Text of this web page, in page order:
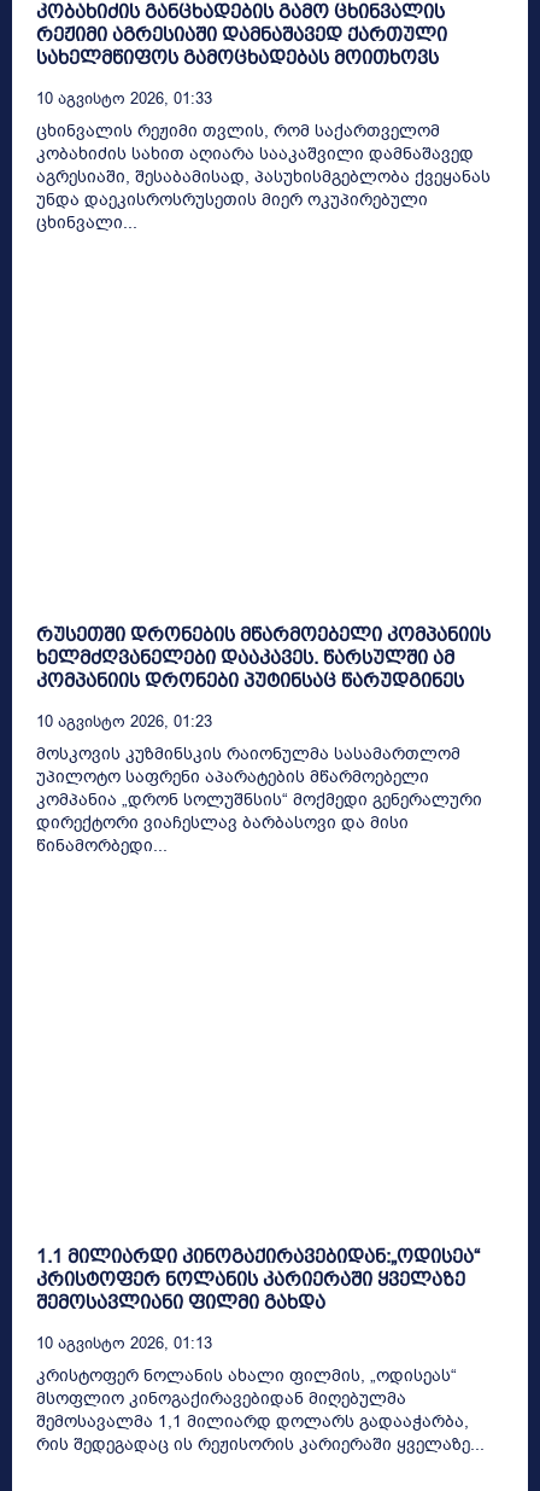
კობახიძის განცხადების გამო ცხინვალის
რეჟიმი აგრესიაში დამნაშავედ ქართული
სახელმწიფოს გამოცხადებას მოითხოვს
10 Აგვისტო 2026, 01:33
ცხინვალის რეჟიმი თვლის, რომ საქართველომ
კობახიძის სახით აღიარა სააკაშვილი დამნაშავედ
აგრესიაში, შესაბამისად, პასუხისმგებლობა ქვეყანას
უნდა დაეკისროსრუსეთის მიერ ოკუპირებული
ცხინვალი...
რუსეთში დრონების მწარმოებელი კომპანიის
ხელმძღვანელები დააკავეს. წარსულში ამ
კომპანიის დრონები პუტინსაც წარუდგინეს
10 Აგვისტო 2026, 01:23
მოსკოვის კუზმინსკის რაიონულმა სასამართლომ
უპილოტო საფრენი აპარატების მწარმოებელი
კომპანია „დრონ სოლუშნსის“ მოქმედი გენერალური
დირექტორი ვიაჩესლავ ბარბასოვი და მისი
წინამორბედი...
1.1 მილიარდი კინოგაქირავებიდან:„ოდისეა“
კრისტოფერ ნოლანის კარიერაში ყველაზე
შემოსავლიანი ფილმი გახდა
10 Აგვისტო 2026, 01:13
კრისტოფერ ნოლანის ახალი ფილმის, „ოდისეას“
მსოფლიო კინოგაქირავებიდან მიღებულმა
შემოსავალმა 1,1 მილიარდ დოლარს გადააჭარბა,
რის შედეგადაც ის რეჟისორის კარიერაში ყველაზე...